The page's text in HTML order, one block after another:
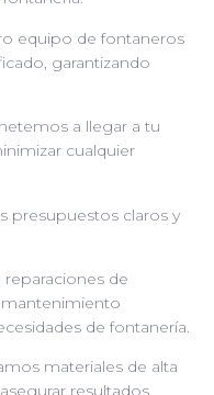
equipo de fontaneros
garantizando
a llegar a tu
cualquier
presupuestos claros y
reparaciones de
mantenimiento
de fontanería.
materiales de alta
resultados